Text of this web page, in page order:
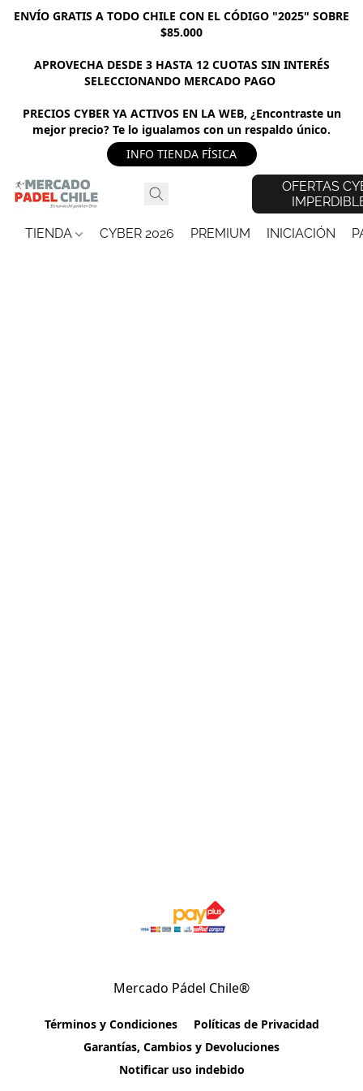
ENVÍO GRATIS A TODO CHILE CON EL CÓDIGO "2025" SOBRE
$85.000
APROVECHA DESDE 3 HASTA 12 CUOTAS SIN INTERÉS
SELECCIONANDO MERCADO PAGO
PRECIOS CYBER YA ACTIVOS EN LA WEB, ¿Encontraste un
mejor precio? Te lo igualamos con un respaldo único.
INFO TIENDA FÍSICA
OFERTAS
TIENDA CYBER 2026 PREMIUM INICIACIÓN
Mercado Pádel Chile®
Términos y Condiciones
Políticas de Privacidad
Garantías, Cambios y Devoluciones
Notificar uso indebido